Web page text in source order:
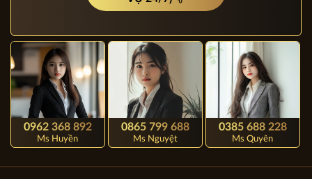
0962 368 892
Ms Huyền
0865 799 688
Ms Nguyệt
0385 688 228
Ms Quyên